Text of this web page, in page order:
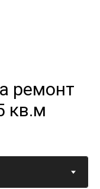
ремонт
кв.м